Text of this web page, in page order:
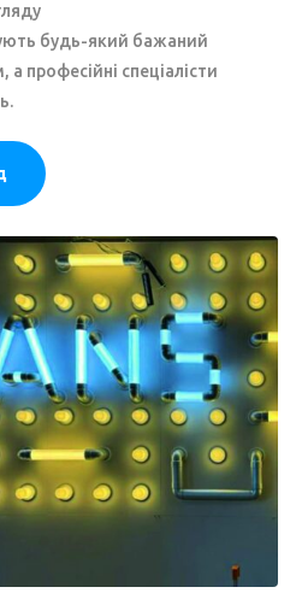
будь-який бажаний
професійні спеціалісти